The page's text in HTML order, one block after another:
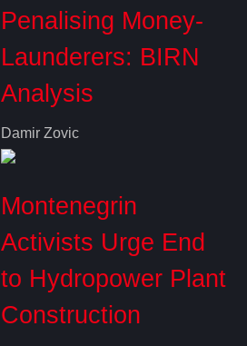
Penalising Money-
Launderers: BIRN
Analysis
Damir Zovic
Montenegrin
Activists Urge End
to Hydropower Plant
Construction